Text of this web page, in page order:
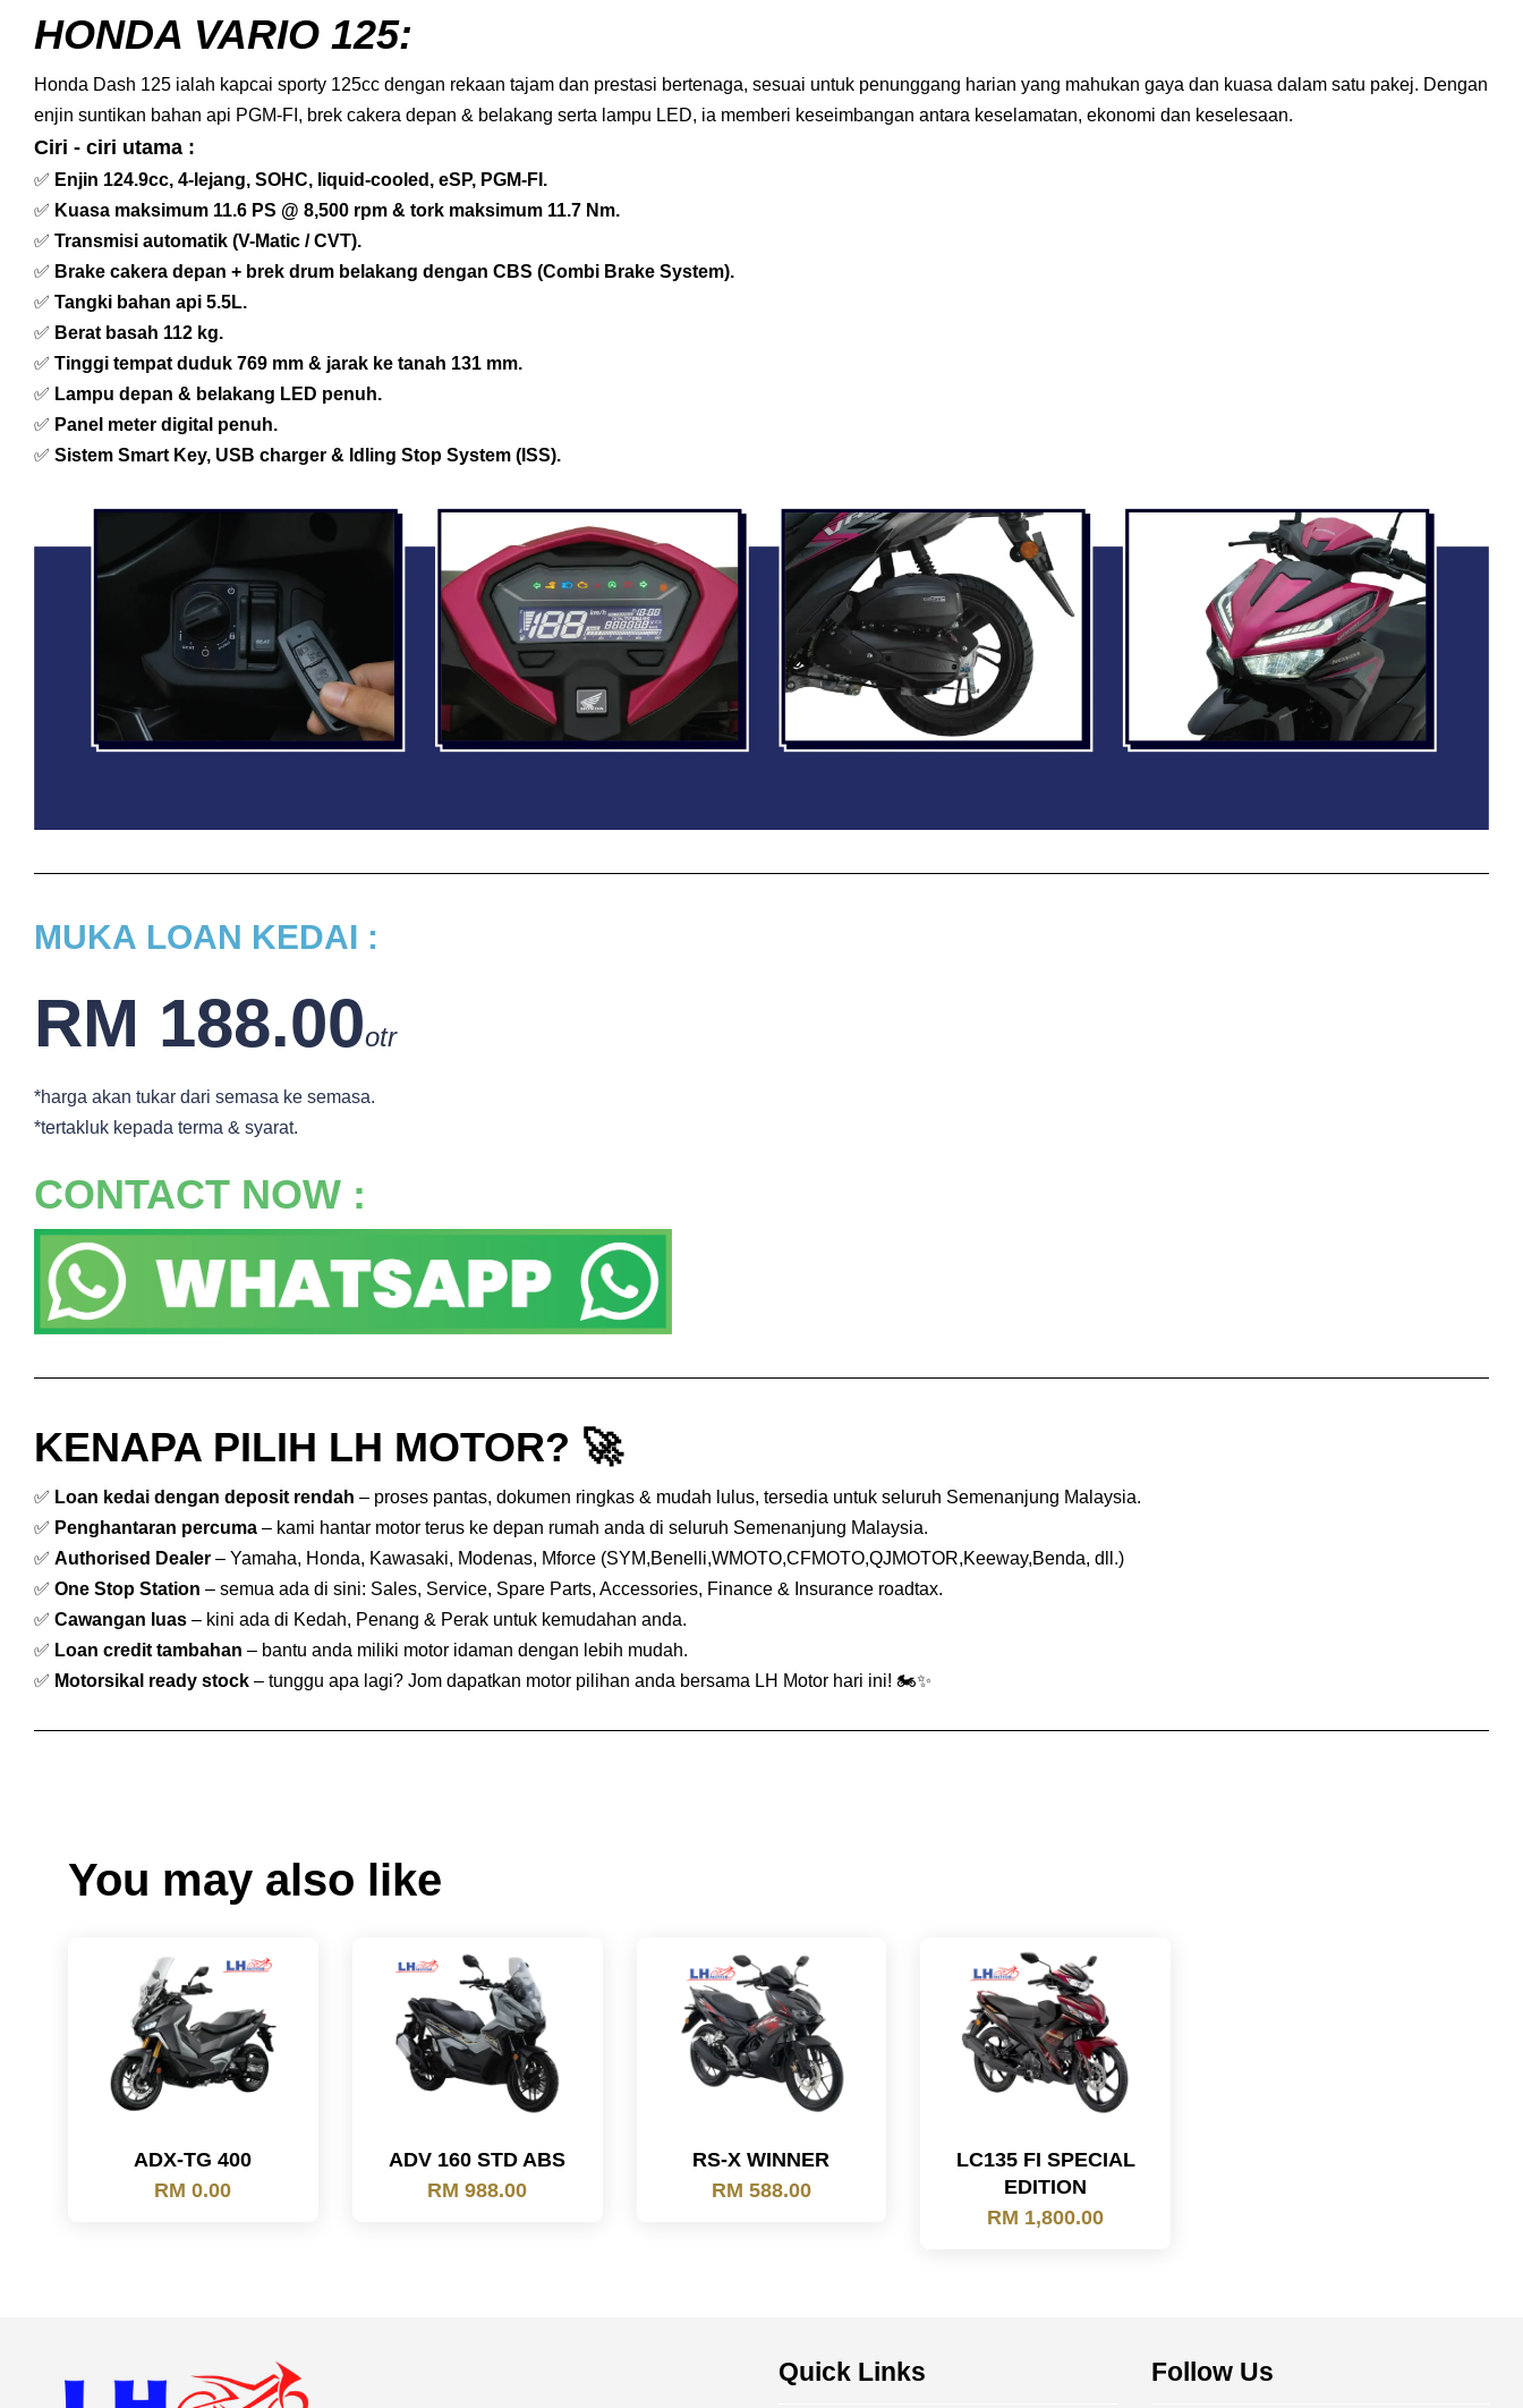
HONDA VARIO 125:
Honda Dash 125 ialah kapcai sporty 125cc dengan rekaan tajam dan prestasi bertenaga, sesuai untuk penunggang harian yang mahukan gaya dan kuasa dalam satu pakej. Dengan
enjin suntikan bahan api PGM-FI, brek cakera depan & belakang serta lampu LED, ia memberi keseimbangan antara keselamatan, ekonomi dan keselesaan.
Ciri - ciri utama :
✅ Enjin 124.9cc, 4-lejang, SOHC, liquid-cooled, eSP, PGM-FI.
✅ Kuasa maksimum 11.6 PS @ 8,500 rpm & tork maksimum 11.7 Nm.
✅ Transmisi automatik (V-Matic / CVT).
✅ Brake cakera depan + brek drum belakang dengan CBS (Combi Brake System).
✅ Tangki bahan api 5.5L.
✅ Berat basah 112 kg.
✅ Tinggi tempat duduk 769 mm & jarak ke tanah 131 mm.
✅ Lampu depan & belakang LED penuh.
✅ Panel meter digital penuh.
✅ Sistem Smart Key, USB charger & Idling Stop System (ISS).
MUKA LOAN KEDAI :
RM 188.00otr
*harga akan tukar dari semasa ke semasa.
*tertakluk kepada terma & syarat.
CONTACT NOW :
KENAPA PILIH LH MOTOR? 🚀
✅ Loan kedai dengan deposit rendah – proses pantas, dokumen ringkas & mudah lulus, tersedia untuk seluruh Semenanjung Malaysia.
✅ Penghantaran percuma – kami hantar motor terus ke depan rumah anda di seluruh Semenanjung Malaysia.
✅ Authorised Dealer – Yamaha, Honda, Kawasaki, Modenas, Mforce (SYM,Benelli,WMOTO,CFMOTO,QJMOTOR,Keeway,Benda, dll.)
✅ One Stop Station – semua ada di sini: Sales, Service, Spare Parts, Accessories, Finance & Insurance roadtax.
✅ Cawangan luas – kini ada di Kedah, Penang & Perak untuk kemudahan anda.
✅ Loan credit tambahan – bantu anda miliki motor idaman dengan lebih mudah.
✅ Motorsikal ready stock – tunggu apa lagi? Jom dapatkan motor pilihan anda bersama LH Motor hari ini! 🏍️✨
You may also like
ADX-TG 400
RM 0.00
ADV 160 STD ABS
RM 988.00
RS-X WINNER
RM 588.00
LC135 FI SPECIAL
EDITION
RM 1,800.00
Quick Links Follow Us